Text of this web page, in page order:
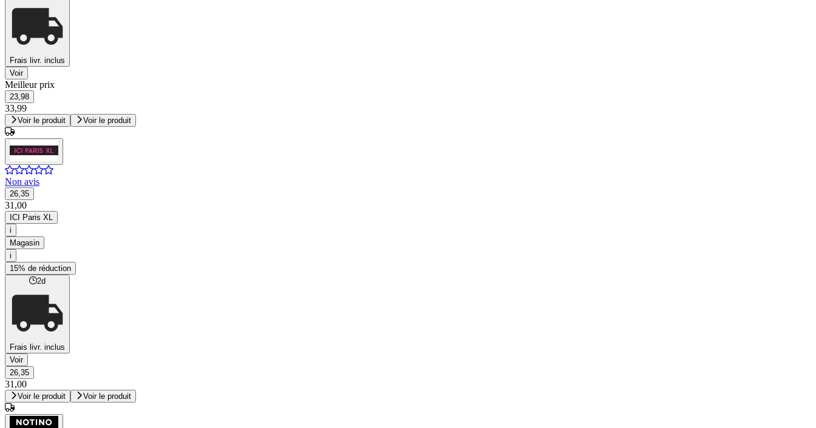
Frais livr. inclus
Voir
Meilleur prix
23,98
33,99
Voir le produit Voir le produit
Non avis
26,35
31,00
ICI Paris XL
i
Magasin
i
15% de réduction
2d
Frais livr. inclus
Voir
26,35
31,00
Voir le produit Voir le produit